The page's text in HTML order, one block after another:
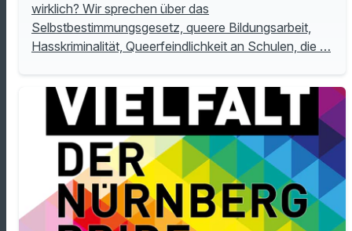
wirklich? Wir sprechen über das
Selbstbestimmungsgesetz, queere Bildungsarbeit,
Hasskriminalität, Queerfeindlichkeit an Schulen, die …